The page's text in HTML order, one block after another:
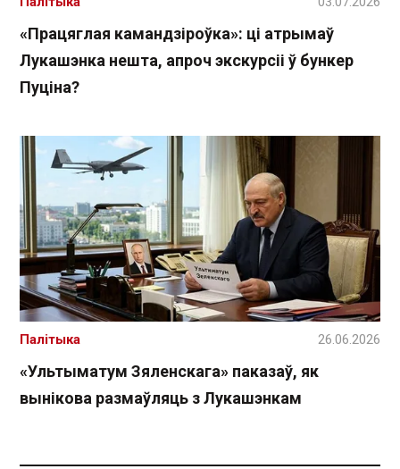
«Працяглая камандзіроўка»: ці атрымаў
Лукашэнка нешта, апроч экскурсіі ў бункер
Пуціна?
«Ультыматум Зяленскага» паказаў, як
вынікова размаўляць з Лукашэнкам
Палітыка 26.06.2026